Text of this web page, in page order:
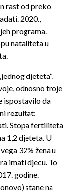
rast od preko
2020.,
programa.
nataliteta u
djeteta“.
odnosno troje
ispostavilo da
rezultat:
Stopa fertiliteta
1,2 djeteta. U
32% žena u
imati djecu. To
godine.
stane na